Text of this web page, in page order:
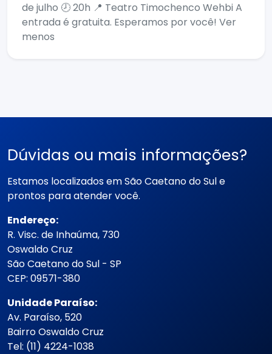
de julho 🕗 20h 📍 Teatro Timochenco Wehbi A
entrada é gratuita. Esperamos por você! Ver
menos
Dúvidas ou mais informações?
Estamos localizados em São Caetano do Sul e
prontos para atender você.
Endereço:
R. Visc. de Inhaúma, 730
Oswaldo Cruz
São Caetano do Sul - SP
CEP: 09571-380
Unidade Paraíso:
Av. Paraíso, 520
Bairro Oswaldo Cruz
Tel: (11) 4224-1038